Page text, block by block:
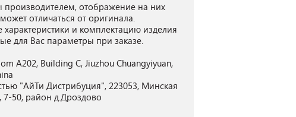
отображение на них
отличаться от оригинала.
и комплектацию изделия
для Вас параметры при заказе.
A202, Building C, Jiuzhou Chuangyiyuan,
"АйТи Дистрибуция", 223053, Минская
50, район д.Дроздово